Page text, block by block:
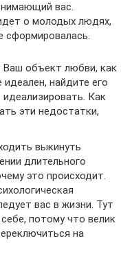
вас.
о молодых людях,
сформировалась.
Ваш объект любви, как
найдите его
Как
эти недостатки,
выкинуть
длительного
это происходит.
вас в жизни. Тут
потому что велик
на